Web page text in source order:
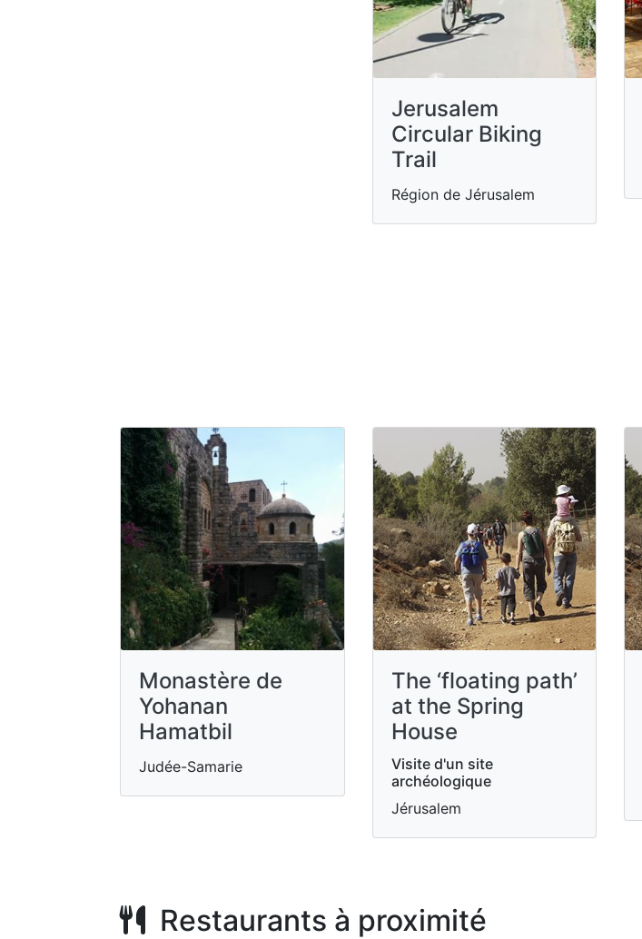
Jerusalem
Circular Biking
Trail
Région de Jérusalem
Monastère de
Yohanan
Hamatbil
Judée-Samarie
The ‘floating path’
at the Spring
House
Visite d'un site
archéologique
Jérusalem
Restaurants à proximité